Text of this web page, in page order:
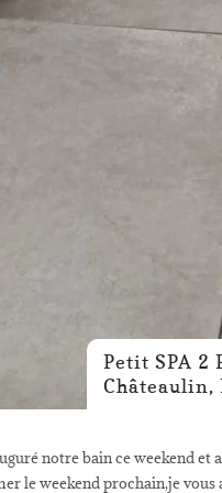
Petit SPA 2
Châteaulin,
notre bain ce weekend
le weekend prochain,je